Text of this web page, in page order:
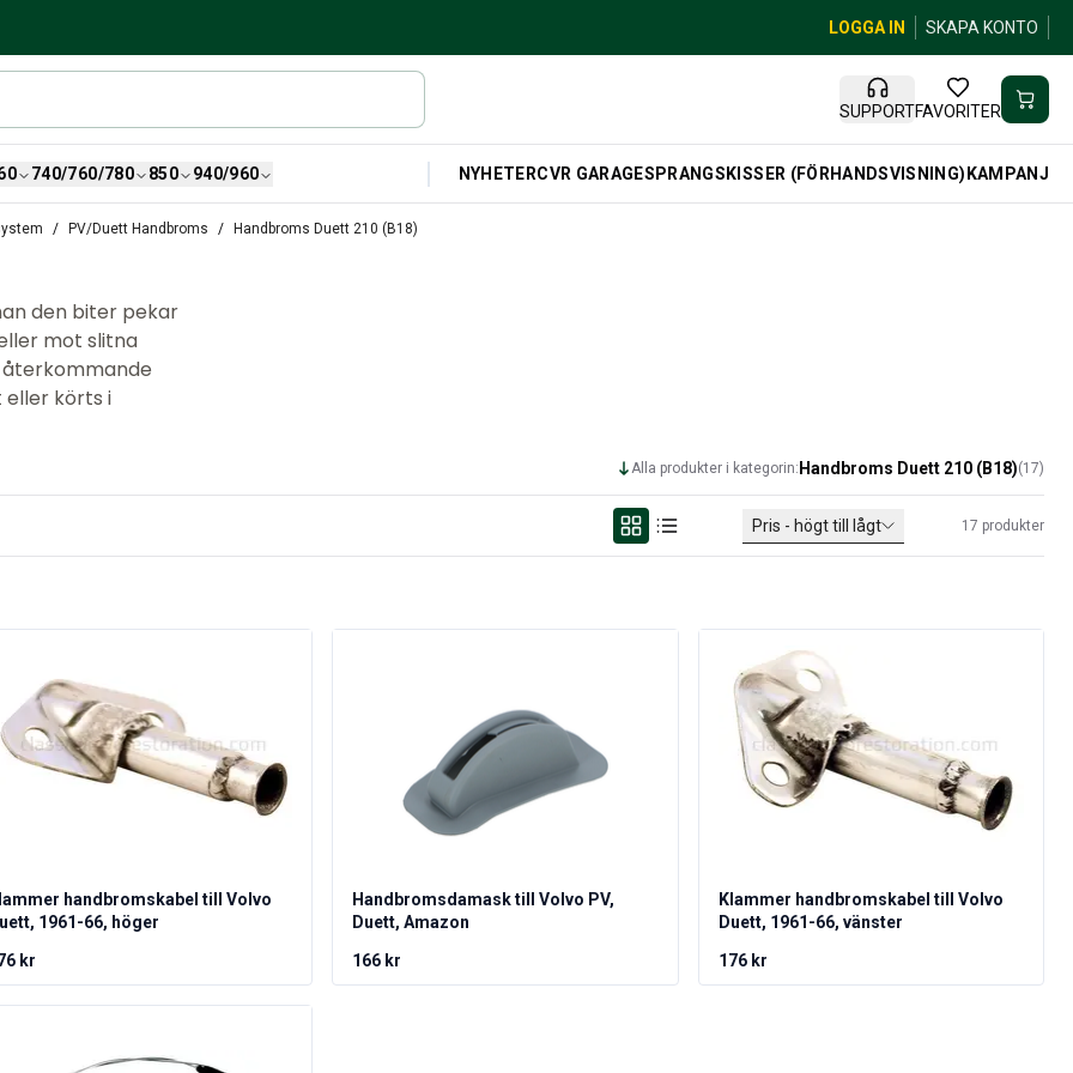
LOGGA IN SKAPA KONTO
SUPPORTFAVORITER
740/760/780 850 940/960 NYHETERCVR GARAGESPRANGSKISSER (FÖRHANDSVISNING)KAMPANJ
PV/Duett Handbroms Handbroms Duett 210 (B18)
den biter pekar
mot slitna
återkommande
eller körts i
Alla produkter i kategorin: Handbroms Duett 210 (B18)(17)
Pris - högt till lågt 17 produkter
handbromskabel till Volvo
1961-66, höger
kr
Handbromsdamask till Volvo PV,
Duett, Amazon
166 kr
Klammer handbromskabel till Volvo
Duett, 1961-66, vänster
176 kr